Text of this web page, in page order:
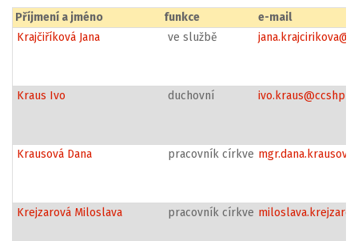
Příjmení a jméno
funkce
e-mail
Krajčiříková Jana
ve službě
Kraus Ivo duchovní
Krausová Dana pracovník církve
Krejzarová Miloslava pracovník církve